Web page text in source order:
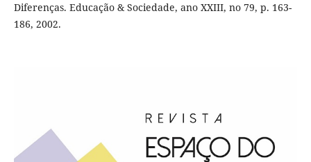
Diferenças. Educação & Sociedade, ano XXIII, no 79, p. 163-
186, 2002.